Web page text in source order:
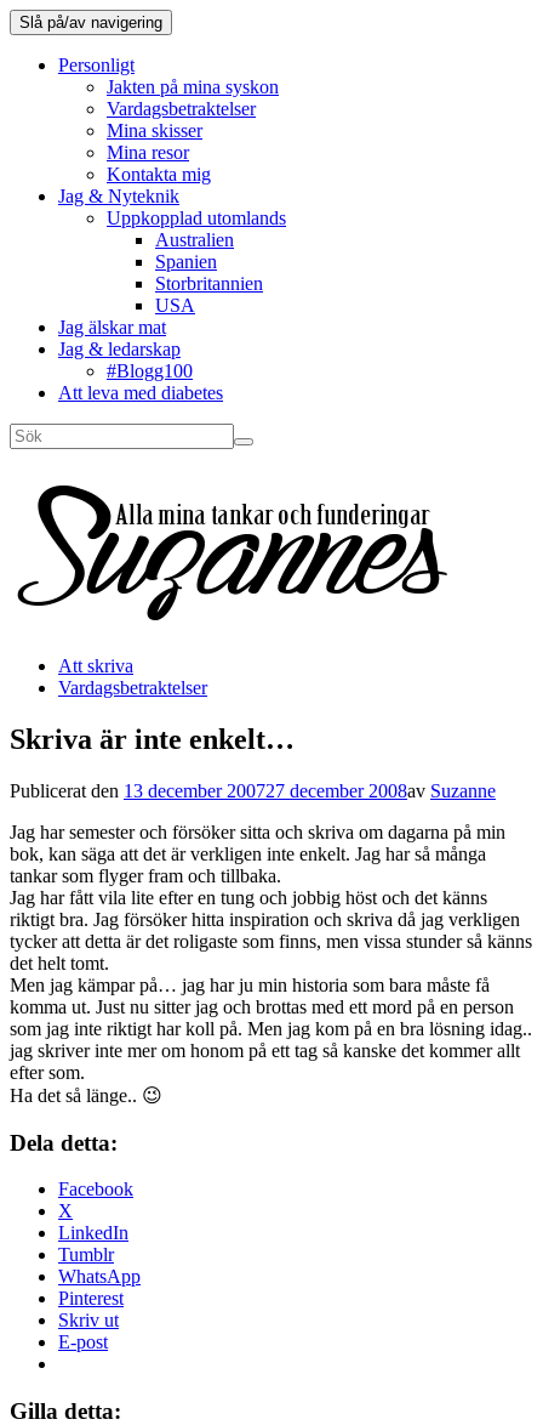
Slå på/av navigering
Personligt
Jakten på mina syskon
Vardagsbetraktelser
Mina skisser
Mina resor
Kontakta mig
Jag & Nyteknik
Uppkopplad utomlands
Australien
Spanien
Storbritannien
USA
Jag älskar mat
Jag & ledarskap
#Blogg100
Att leva med diabetes
Att skriva
Vardagsbetraktelser
Skriva är inte enkelt…
Publicerat den 13 december 200727 december 2008av Suzanne
Jag har semester och försöker sitta och skriva om dagarna på min
bok, kan säga att det är verkligen inte enkelt. Jag har så många
tankar som flyger fram och tillbaka.
Jag har fått vila lite efter en tung och jobbig höst och det känns
riktigt bra. Jag försöker hitta inspiration och skriva då jag verkligen
tycker att detta är det roligaste som finns, men vissa stunder så känns
det helt tomt.
Men jag kämpar på… jag har ju min historia som bara måste få
komma ut. Just nu sitter jag och brottas med ett mord på en person
som jag inte riktigt har koll på. Men jag kom på en bra lösning idag..
jag skriver inte mer om honom på ett tag så kanske det kommer allt
efter som.
Ha det så länge.. 😉
Dela detta:
Facebook
X
LinkedIn
Tumblr
WhatsApp
Pinterest
Skriv ut
E-post
Gilla detta: